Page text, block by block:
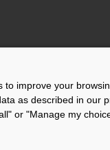
improve your
as described in our
or "Manage my